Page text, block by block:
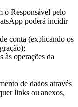
o Responsável pelo
poderá incidir
conta (explicando os
às operações da
de dados através
links ou anexos,